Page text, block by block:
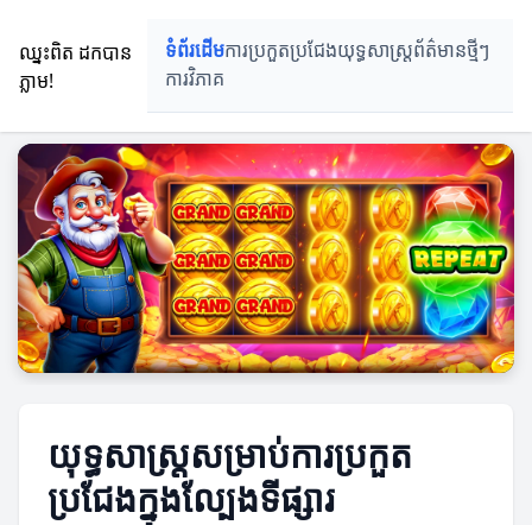
ឈ្នះពិត ដកបាន
ភ្លាម!
ទំព័រដើមការប្រកួតប្រជែងយុទ្ធសាស្ត្រព័ត៌មានថ្មីៗ
ការវិភាគ
យុទ្ធសាស្ត្រសម្រាប់ការប្រកួត
ប្រជែងក្នុងល្បែងទីផ្សារ